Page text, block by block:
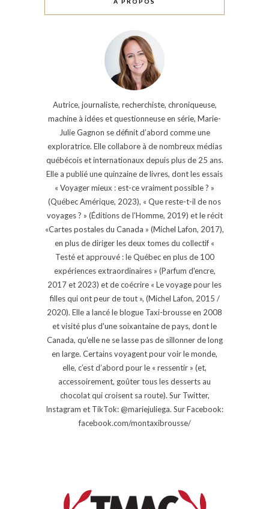
Autrice, journaliste, recherchiste, chroniqueuse,
machine à idées et questionneuse en série, Marie-
Julie Gagnon se définit d’abord comme une
exploratrice. Elle collabore à de nombreux médias
québécois et internationaux depuis plus de 25 ans.
Elle a publié une quinzaine de livres, dont les essais
« Voyager mieux : est-ce vraiment possible ? »
(Québec Amérique, 2023), « Que reste-t-il de nos
voyages ? » (Éditions de l'Homme, 2019) et le récit
«Cartes postales du Canada » (Michel Lafon, 2017),
en plus de diriger les deux tomes du collectif «
Testé et approuvé : le Québec en plus de 100
expériences extraordinaires » (Parfum d'encre,
2017 et 2023) et de coécrire « Le voyage pour les
filles qui ont peur de tout », (Michel Lafon, 2015 /
2020). Elle a lancé le blogue Taxi-brousse en 2008
et visité plus d'une soixantaine de pays, dont le
Canada, qu'elle ne se lasse pas de sillonner de long
en large. Certains voyagent pour voir le monde,
elle, c’est d’abord pour le « ressentir » (et,
accessoirement, goûter tous les desserts au
chocolat qui croisent sa route). Sur Twitter,
Instagram et TikTok: @mariejuliega. Sur Facebook:
facebook.com/montaxibrousse/